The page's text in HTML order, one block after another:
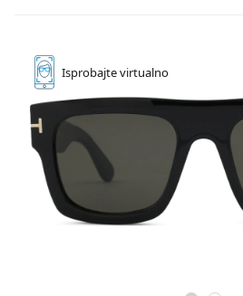
Isprobajtevirtualno